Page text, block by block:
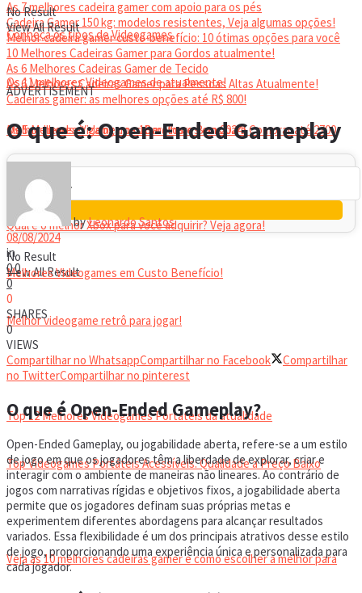
As 7 melhores cadeira gamer com apoio para os pés
Cadeira Gamer 150 kg: modelos resistentes, Veja algumas opções!
Melhor cadeira gamer custo-benefício: 10 ótimas opções para você
10 Melhores Cadeiras Gamer para Gordos atualmente!
As 6 Melhores Cadeiras Gamer de Tecido
As 6 Melhores Cadeiras Gamer para Pessoas Altas Atualmente!
Cadeiras gamer: as melhores opções até R$ 800!
Melhor headset gamer: os 10 melhores em 2024!
No Result
View All Result
Conheça os tipos de Videogames
Os 11 melhores Videogames de atualmente!
Os 5 Melhores Videogames Baratos e Bons para Comprar até 2700
Reais
Qual é o melhor Xbox para você adquirir? Veja agora!
Melhores Videogames em Custo Benefício!
Melhor videogame retrô para jogar!
VIDEOGAMES PORTÁTEIS
Top 12 Melhores Videogames Portáteis da atualidade
Top Videogames Portáteis Acessíveis: Qualidade a Preço Baixo
CADEIRA GAMER
Veja as 10 melhores cadeiras gamer e como escolher a melhor para
No Result
View All Result
ADVERTISEMENT
O que é: Open-Ended Gameplay
byLeonardo Santos
08/08/2024
in
00
0
0
SHARES
0
VIEWS
Compartilhar no WhatsappCompartilhar no Facebook
Compartilhar
no TwitterCompartilhar no pinterest
O que é Open-Ended Gameplay?
Open-Ended Gameplay, ou jogabilidade aberta, refere-se a um estilo
de jogo em que os jogadores têm a liberdade de explorar, criar e
interagir com o ambiente de maneiras não lineares. Ao contrário de
jogos com narrativas rígidas e objetivos fixos, a jogabilidade aberta
permite que os jogadores definam suas próprias metas e
experimentem diferentes abordagens para alcançar resultados
variados. Essa flexibilidade é um dos principais atrativos desse estilo
de jogo, proporcionando uma experiência única e personalizada para
cada jogador.